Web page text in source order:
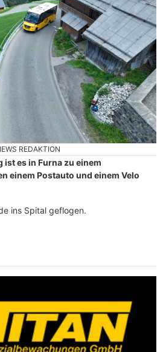
REDAKTION
es in Furna zu einem
einem Postauto und einem Velo
ins Spital geflogen.